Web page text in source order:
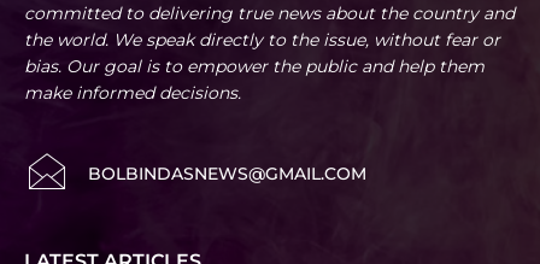
committed to delivering true news about the country and
the world. We speak directly to the issue, without fear or
bias. Our goal is to empower the public and help them
make informed decisions.
BOLBINDASNEWS@GMAIL.COM